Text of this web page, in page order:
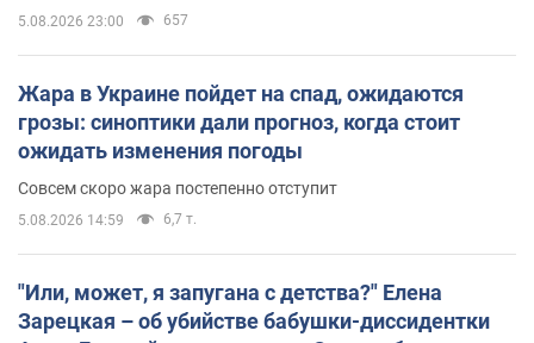
5.08.2026 23:00 657
Жара в Украине пойдет на спад, ожидаются
грозы: синоптики дали прогноз, когда стоит
ожидать изменения погоды
Совсем скоро жара постепенно отступит
5.08.2026 14:59 6,7 т.
"Или, может, я запугана с детства?" Елена
Зарецкая – об убийстве бабушки-диссидентки